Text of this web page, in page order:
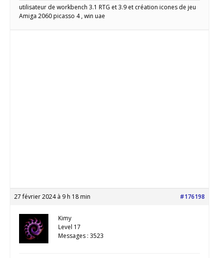
utilisateur de workbench 3.1 RTG et 3.9 et création icones de jeu
Amiga 2060 picasso 4 , win uae
27 février 2024 à 9 h 18 min #176198
Kimy
Level 17
Messages : 3523